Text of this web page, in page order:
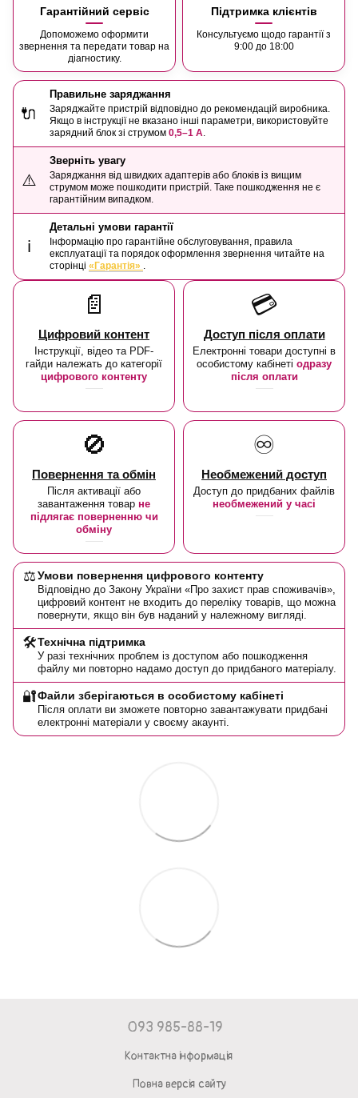
Гарантійний сервіс
Допоможемо оформити
звернення та передати товар на
діагностику.
Підтримка клієнтів
Консультуємо щодо гарантії з
9:00 до 18:00
🔌
Правильне заряджання
Заряджайте пристрій відповідно до рекомендацій виробника.
Якщо в інструкції не вказано інші параметри, використовуйте
зарядний блок зі струмом 0,5–1 А.
⚠️
Зверніть увагу
Заряджання від швидких адаптерів або блоків із вищим
струмом може пошкодити пристрій. Таке пошкодження не є
гарантійним випадком.
ℹ️
Детальні умови гарантії
Інформацію про гарантійне обслуговування, правила
експлуатації та порядок оформлення звернення читайте на
сторінці «Гарантія» .
📄
Цифровий контент
Інструкції, відео та PDF-
гайди належать до категорії
цифрового контенту
💳
Доступ після оплати
Електронні товари доступні в
особистому кабінеті одразу
після оплати
🚫
Повернення та обмін
Після активації або
завантаження товар не
підлягає поверненню чи
обміну
♾️
Необмежений доступ
Доступ до придбаних файлів
необмежений у часі
⚖️Умови повернення цифрового контенту
Відповідно до Закону України «Про захист прав споживачів»,
цифровий контент не входить до переліку товарів, що можна
повернути, якщо він був наданий у належному вигляді.
🛠️Технічна підтримка
У разі технічних проблем із доступом або пошкодження
файлу ми повторно надамо доступ до придбаного матеріалу.
🔐Файли зберігаються в особистому кабінеті
Після оплати ви зможете повторно завантажувати придбані
електронні матеріали у своєму акаунті.
093 985-88-19
Контактна інформація
Повна версія сайту